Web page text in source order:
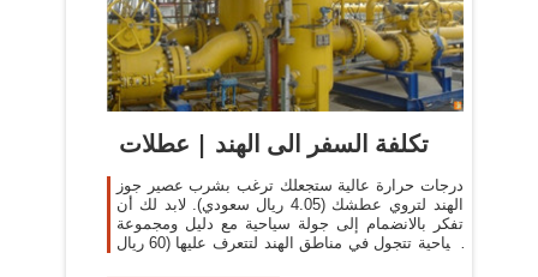
تكلفة السفر الى الهند | عطلات
درجات حرارة عالية ستجعلك ترغب بشرب عصير جوز
الهند لتروي عطشك (4.05 ريال سعودي). لابد لك أن
تفكر بالانضمام إلى جولة سياحية مع دليل ومجموعة
سياحية تتجول في مناطق الهند لتتعرف عليها (60 ريال